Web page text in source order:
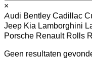
×
Audi Bentley Cadillac
Jeep Kia Lamborghini
Porsche Renault Rolls
Geen resultaten